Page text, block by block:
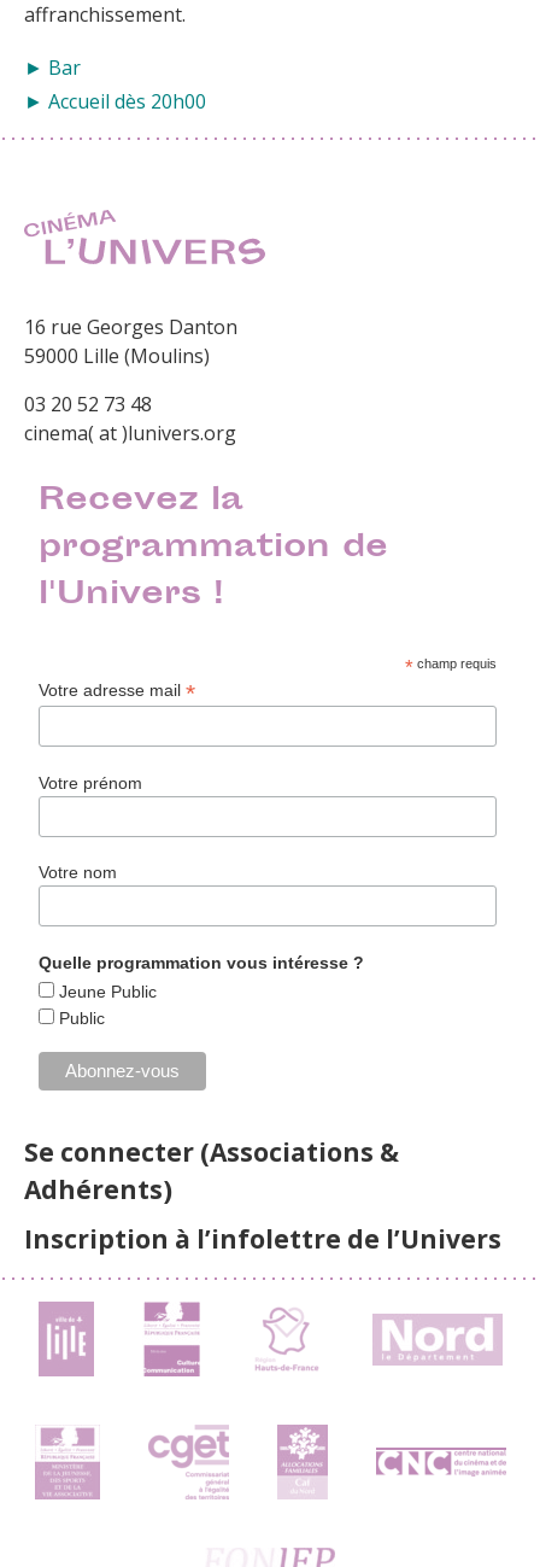
affranchissement.
► Bar
► Accueil dès 20h00
16 rue Georges Danton
59000 Lille (Moulins)
03 20 52 73 48
cinema( at )lunivers.org
Recevez la
programmation de
l'Univers !
* champ requis
Votre adresse mail*
Votre prénom
Votre nom
Quelle programmation vous intéresse ?
Jeune Public
Public
Se connecter (Associations &
Adhérents)
Inscription à l’infolettre de l’Univers